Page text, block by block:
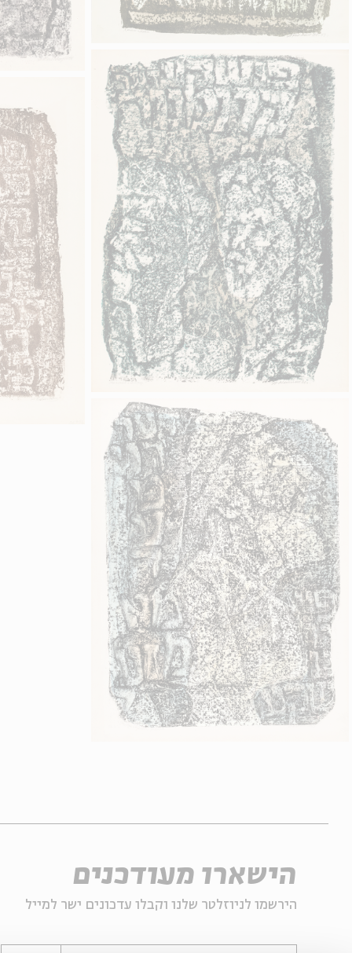
הישארו מעודכנים
הירשמו לניוזלטר שלנו וקבלו עדכונים ישר למייל